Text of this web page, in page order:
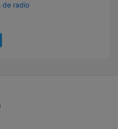
de radio